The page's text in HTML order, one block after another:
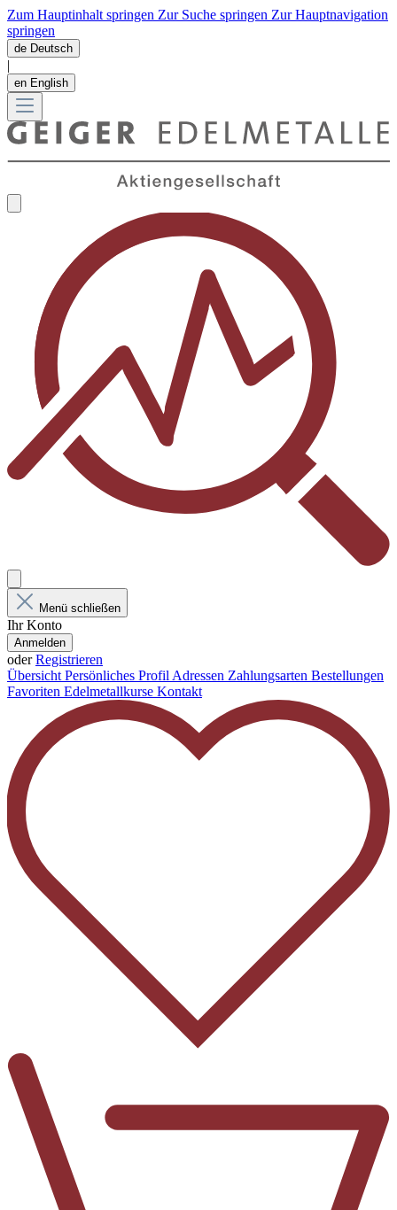
Zum Hauptinhalt springen Zur Suche springen Zur Hauptnavigation
springen
de Deutsch
|
en English
Menü schließen
Ihr Konto
Anmelden
oderRegistrieren
ÜbersichtPersönliches ProfilAdressen Zahlungsarten Bestellungen
Favoriten Edelmetallkurse Kontakt